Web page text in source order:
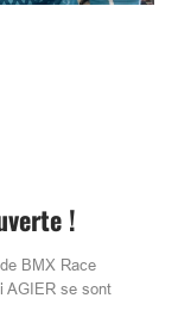
!
BMX Race
AGIER se sont